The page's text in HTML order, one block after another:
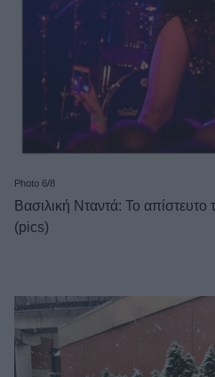
Photo 6/8
Βασιλική Νταντά: Το απίστευτο
(pics)